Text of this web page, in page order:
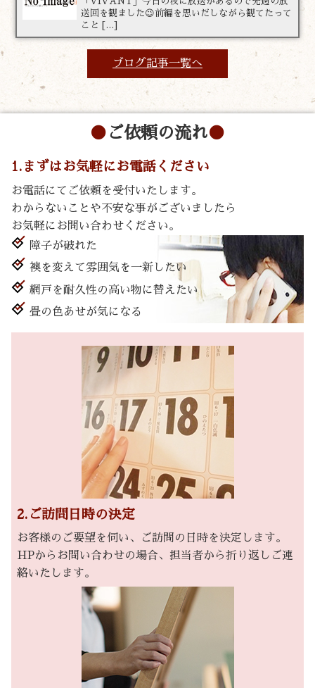
送回を観ました😉前編を思いだしながら観てたって
こと […]
ブログ記事一覧へ
ご依頼の流れ
1.まずはお気軽にお電話ください
お電話にてご依頼を受付いたします。
わからないことや不安な事がございましたら
お気軽にお問い合わせください。
障子が破れた
襖を変えて雰囲気を一新したい
網戸を耐久性の高い物に替えたい
畳の色あせが気になる
2.ご訪問日時の決定
お客様のご要望を伺い、ご訪問の日時を決定します。
HPからお問い合わせの場合、担当者から折り返しご連
絡いたします。